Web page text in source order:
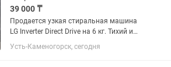
39 000 ₸
Продается узкая стиральная машина
LG Inverter Direct Drive на 6 кг. Тихий и
надежный инверторный двигатель с
прямым приводом (Direct Drive).
Усть-Каменогорск, сегодня